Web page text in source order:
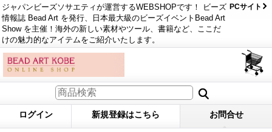
ジャパンビーズソサエティが運営するWEBSHOPです！ ビーズ
情報誌 Bead Art を発行、日本最大級のビーズイベントBead Art
Show を主催！海外の新しい素材やツール、書籍など、ここだ
けの魅力的なアイテムをご紹介いたします。
PCサイト
ログイン 新規登録はこちら お問合せ